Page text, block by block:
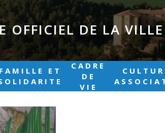
OFFICIEL DE LA
FAMILLE ET
CADRE
DE
VIE